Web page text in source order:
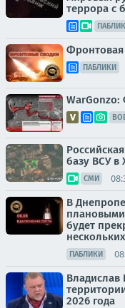
террора с
Фронтовая
ПАБЛИКИ
WarGonzo:
базу ВСУ в
СМИ
В
будет
ПАБЛИКИ
2026 года